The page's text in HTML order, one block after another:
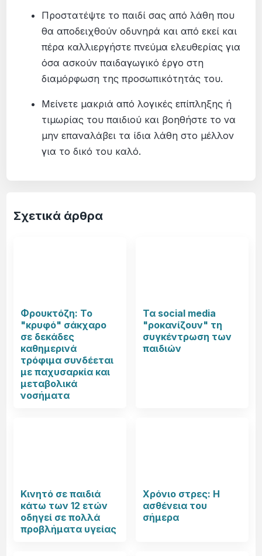
Προστατέψτε το παιδί σας από λάθη που
θα αποδειχθούν οδυνηρά και από εκεί και
πέρα καλλιεργήστε πνεύμα ελευθερίας για
όσα ασκούν παιδαγωγικό έργο στη
διαμόρφωση της προσωπικότητάς του.
Μείνετε μακριά από λογικές επίπληξης ή
τιμωρίας του παιδιού και βοηθήστε το να
μην επαναλάβει τα ίδια λάθη στο μέλλον
για το δικό του καλό.
Σχετικά άρθρα
Φρουκτόζη: Το
"κρυφό" σάκχαρο
σε δεκάδες
καθημερινά
τρόφιμα συνδέεται
με παχυσαρκία και
μεταβολικά
νοσήματα
Τα social media
"ροκανίζουν" τη
συγκέντρωση των
παιδιών
Κινητό σε παιδιά
κάτω των 12 ετών
οδηγεί σε πολλά
προβλήματα υγείας
Χρόνιο στρες: Η
ασθένεια του
σήμερα